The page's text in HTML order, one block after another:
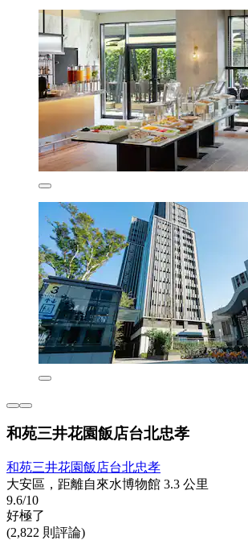
和苑三井花園飯店台北忠孝
和苑三井花園飯店台北忠孝
大安區，距離自來水博物館 3.3 公里
9.6/10
好極了
(2,822 則評論)